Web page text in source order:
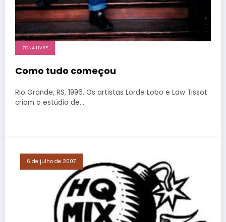
ZONA LIVRE
Como tudo começou
Rio Grande, RS, 1996. Os artistas Lorde Lobo e Law Tissot
criam o estúdio de…
6 de julho de 2007